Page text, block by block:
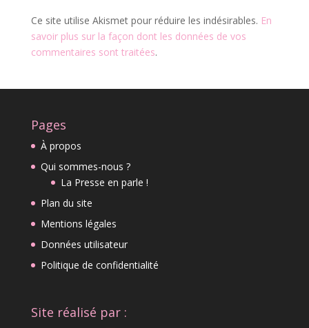
Ce site utilise Akismet pour réduire les indésirables. En
savoir plus sur la façon dont les données de vos
commentaires sont traitées.
Pages
À propos
Qui sommes-nous ?
La Presse en parle !
Plan du site
Mentions légales
Données utilisateur
Politique de confidentialité
Site réalisé par :